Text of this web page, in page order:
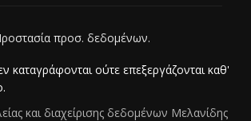
προσ. δεδομένων.
καταγράφονται ούτε επεξεργάζoνται καθ'
και διαχείρισης δεδομένων Mελανίδης